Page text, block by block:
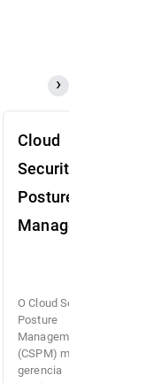
Cloud
Security
Posture
Management
O Cloud Security
Posture
Management
(CSPM) monitora e
gerencia